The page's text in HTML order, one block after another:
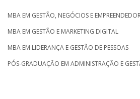
MBA EM GESTÃO, NEGÓCIOS E
MBA EM GESTÃO E MARKETING DIGITAL
MBA EM LIDERANÇA E GESTÃO DE PESSOAS
PÓS-GRADUAÇÃO EM ADMINISTRAÇÃO E